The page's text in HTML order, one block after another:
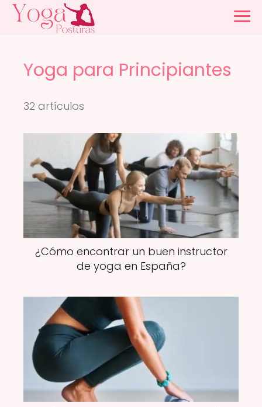
Yoga para Principiantes
32 artículos
¿Cómo encontrar un buen instructor
de yoga en España?